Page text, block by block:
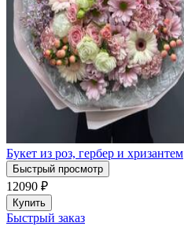
Букет из роз, гербер и хризантем
Быстрый просмотр
12090 ₽
Купить
Быстрый заказ